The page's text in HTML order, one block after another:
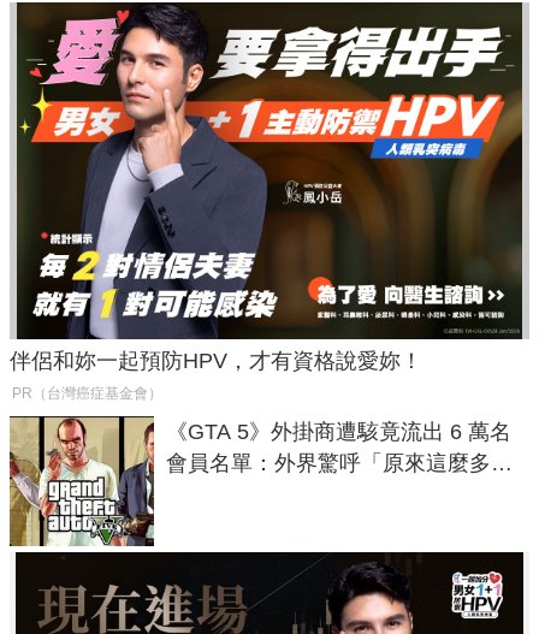
伴侶和妳一起預防HPV，才有資格說愛妳！
PR（台灣癌症基金會）
《GTA 5》外掛商遭駭竟流出 6 萬名
會員名單：外界驚呼「原來這麼多人